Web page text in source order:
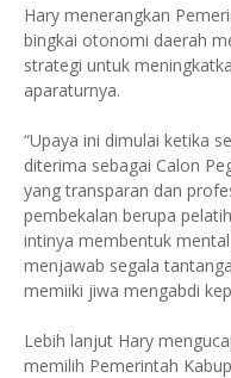
Hary menerangkan
bingkai otonomi daerah
strategi untuk
aparaturnya.
“Upaya ini dimulai ketika
diterima sebagai Calon
yang transparan dan
pembekalan berupa
intinya membentuk
menjawab segala
memiiki jiwa mengabdi
Lebih lanjut Hary
memilih Pemerintah